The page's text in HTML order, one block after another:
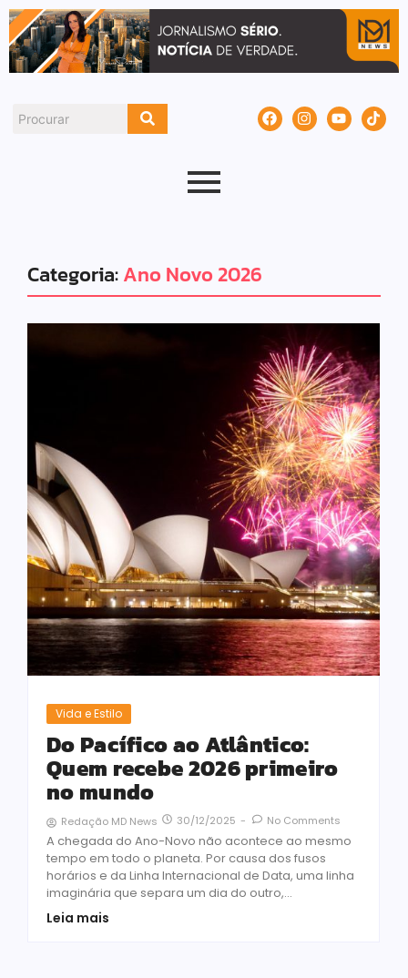
Categoria:Ano Novo 2026
Vida e Estilo
Do Pacífico ao Atlântico:
Quem recebe 2026 primeiro
no mundo
Redação MD News 30/12/2025 - No Comments
A chegada do Ano-Novo não acontece ao mesmo
tempo em todo o planeta. Por causa dos fusos
horários e da Linha Internacional de Data, uma linha
imaginária que separa um dia do outro,...
Leia mais